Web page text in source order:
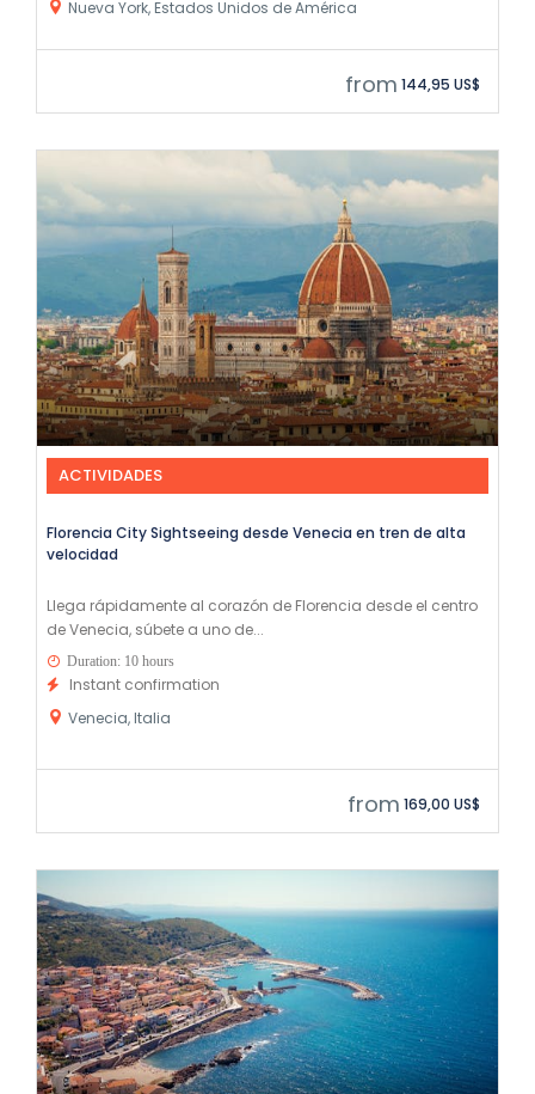
Nueva York, Estados Unidos de América
from 144,95 US$
ACTIVIDADES
Florencia City Sightseeing desde Venecia en tren de alta
velocidad
Llega rápidamente al corazón de Florencia desde el centro
de Venecia, súbete a uno de...
Duration: 10 hours
Instant confirmation
Venecia, Italia
from 169,00 US$